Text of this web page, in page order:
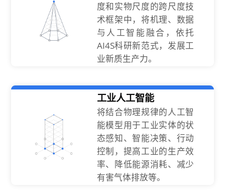
度和实物尺度的跨尺度技
术框架中，将机理、数据
与人工智能融合，依托
AI4S科研新范式，发展工
业新质生产力。
工业人工智能
将结合物理规律的人工智
能模型用于工业实体的状
态感知、智能决策、行动
控制，提高工业的生产效
率、降低能源消耗、减少
有害气体排放等。